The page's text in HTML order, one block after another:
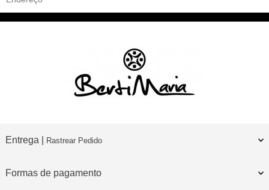
Entrega | Rastrear Pedido
Formas de pagamento